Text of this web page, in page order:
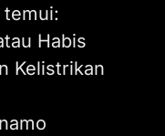
temui:
Habis
Kelistrikan